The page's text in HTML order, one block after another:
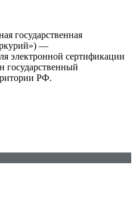
государственная
—
электронной сертификации
государственный
РФ.